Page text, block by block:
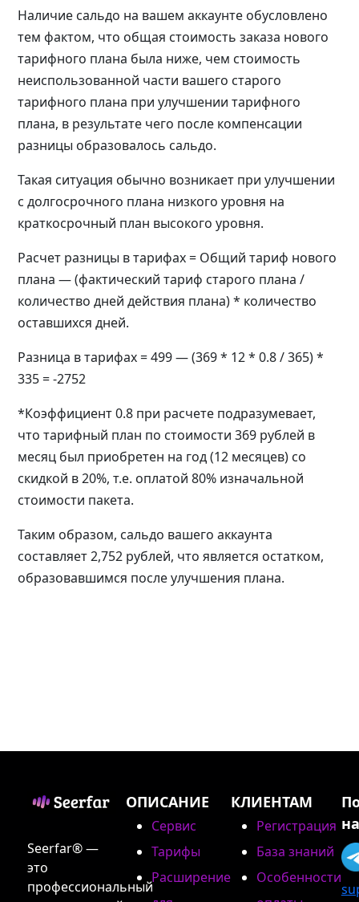
Наличие сальдо на вашем аккаунте обусловлено
тем фактом, что общая стоимость заказа нового
тарифного плана была ниже, чем стоимость
неиспользованной части вашего старого
тарифного плана при улучшении тарифного
плана, в результате чего после компенсации
разницы образовалось сальдо.
Такая ситуация обычно возникает при улучшении
с долгосрочного плана низкого уровня на
краткосрочный план высокого уровня.
Расчет разницы в тарифах = Общий тариф нового
плана — (фактический тариф старого плана /
количество дней действия плана) * количество
оставшихся дней.
Разница в тарифах = 499 — (369 * 12 * 0.8 / 365) *
335 = -2752
*Коэффициент 0.8 при расчете подразумевает,
что тарифный план по стоимости 369 рублей в
месяц был приобретен на год (12 месяцев) со
скидкой в 20%, т.е. оплатой 80% изначальной
стоимости пакета.
Таким образом, сальдо вашего аккаунта
составляет 2,752 рублей, что является остатком,
образовавшимся после улучшения плана.
Seerfar® —
это
профессиональный
ОПИСАНИЕ
Сервис
Тарифы
Расширение
КЛИЕНТАМ
Регистрация
База знаний
Особенности